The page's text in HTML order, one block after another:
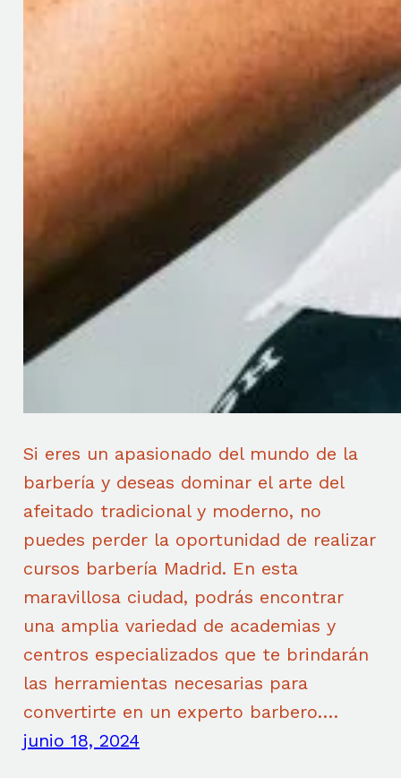
Si eres un apasionado del mundo de la
barbería y deseas dominar el arte del
afeitado tradicional y moderno, no
puedes perder la oportunidad de realizar
cursos barbería Madrid. En esta
maravillosa ciudad, podrás encontrar
una amplia variedad de academias y
centros especializados que te brindarán
las herramientas necesarias para
convertirte en un experto barbero.…
junio 18, 2024